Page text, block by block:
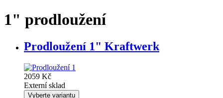
1" prodloužení
Prodloužení 1" Kraftwerk
2059 Kč
Externí sklad